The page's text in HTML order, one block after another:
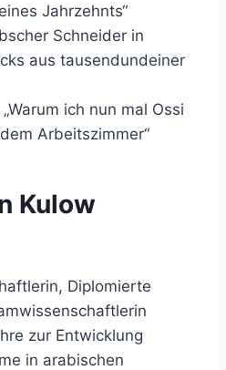
Jahrzehnts“
Schneider in
aus tausendundeiner
ich nun mal Ossi
Arbeitszimmer“
Kulow
Diplomierte
zur Entwicklung
in arabischen